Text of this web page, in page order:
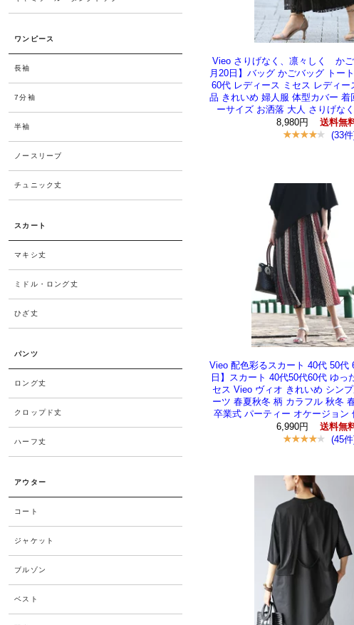
Vieo さりげなく、凛々しく か
月20日】バッグ かごバッグ トー
60代 レディース ミセス レディー
品 きれいめ 婦人服 体型カバー 着
ーサイズ お洒落 大人 さりげな
8,980円
送料無
(33
Vieo 配色彩るスカート 40代 50代
日】スカート 40代50代60代 ゆっ
セス Vieo ヴィオ きれいめ シン
ーツ 春夏秋冬 柄 カラフル 秋冬
卒業式 パーティー オケージョン
6,990円
送料無
(45